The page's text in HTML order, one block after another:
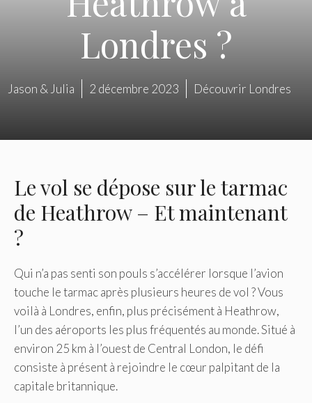
Londres ?
Jason & Julia 2 décembre 2023 Découvrir Londres
Le vol se dépose sur le tarmac
de Heathrow – Et maintenant
?
Qui n’a pas senti son pouls s’accélérer lorsque l’avion
touche le tarmac après plusieurs heures de vol ? Vous
voilà à Londres, enfin, plus précisément à Heathrow,
l’un des aéroports les plus fréquentés au monde. Situé à
environ 25 km à l’ouest de Central London, le défi
consiste à présent à rejoindre le cœur palpitant de la
capitale britannique.